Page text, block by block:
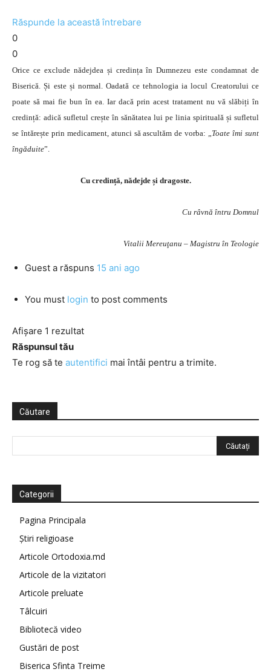
Răspunde la această întrebare
0
0
Orice ce exclude nădejdea și credința în Dumnezeu este condamnat de
Biserică. Și este și normal. Oadată ce tehnologia ia locul Creatorului ce
poate să mai fie bun în ea. Iar dacă prin acest tratament nu vă slăbiți în
credință: adică sufletul crește în sănătatea lui pe linia spirituală și sufletul
se întărește prin medicament, atunci să ascultăm de vorba: „Toate îmi sunt
îngăduite”.
Cu credință, nădejde și dragoste.
Cu râvnă întru Domnul
Vitalii Mereuţanu – Magistru în Teologie
Guest a răspuns 15 ani ago
You must login to post comments
Afișare 1 rezultat
Răspunsul tău
Te rog să te autentifici mai întâi pentru a trimite.
Căutare
Categorii
Pagina Principala
Știri religioase
Articole Ortodoxia.md
Articole de la vizitatori
Articole preluate
Tâlcuiri
Bibliotecă video
Gustări de post
Biserica Sfinta Treime